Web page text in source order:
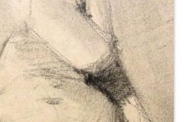
und Linie
1986) Maler und